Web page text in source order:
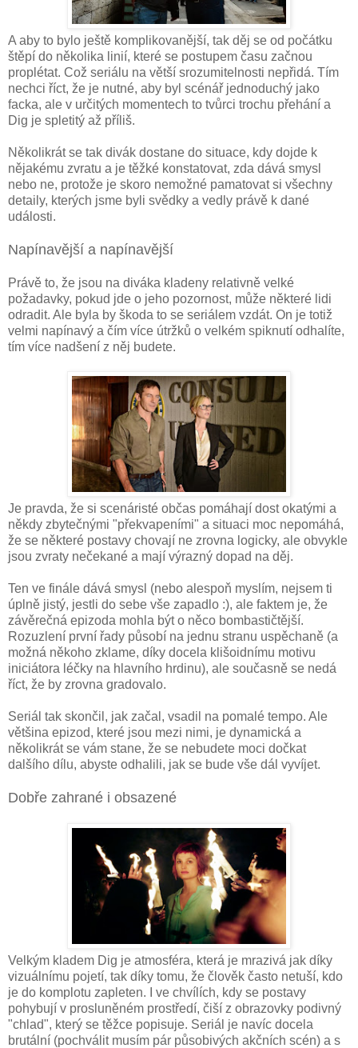
A aby to bylo ještě komplikovanější, tak děj se od počátku
štěpí do několika linií, které se postupem času začnou
proplétat. Což seriálu na větší srozumitelnosti nepřidá. Tím
nechci říct, že je nutné, aby byl scénář jednoduchý jako
facka, ale v určitých momentech to tvůrci trochu přehání a
Dig je spletitý až příliš.
Několikrát se tak divák dostane do situace, kdy dojde k
nějakému zvratu a je těžké konstatovat, zda dává smysl
nebo ne, protože je skoro nemožné pamatovat si všechny
detaily, kterých jsme byli svědky a vedly právě k dané
události.
Napínavější a napínavější
Právě to, že jsou na diváka kladeny relativně velké
požadavky, pokud jde o jeho pozornost, může některé lidi
odradit. Ale byla by škoda to se seriálem vzdát. On je totiž
velmi napínavý a čím více útržků o velkém spiknutí odhalíte,
tím více nadšení z něj budete.
Je pravda, že si scenáristé občas pomáhají dost okatými a
někdy zbytečnými "překvapeními" a situaci moc nepomáhá,
že se některé postavy chovají ne zrovna logicky, ale obvykle
jsou zvraty nečekané a mají výrazný dopad na děj.
Ten ve finále dává smysl (nebo alespoň myslím, nejsem ti
úplně jistý, jestli do sebe vše zapadlo :), ale faktem je, že
závěrečná epizoda mohla být o něco bombastičtější.
Rozuzlení první řady působí na jednu stranu uspěchaně (a
možná někoho zklame, díky docela klišoidnímu motivu
iniciátora léčky na hlavního hrdinu), ale současně se nedá
říct, že by zrovna gradovalo.
Seriál tak skončil, jak začal, vsadil na pomalé tempo. Ale
většina epizod, které jsou mezi nimi, je dynamická a
několikrát se vám stane, že se nebudete moci dočkat
dalšího dílu, abyste odhalili, jak se bude vše dál vyvíjet.
Dobře zahrané i obsazené
Velkým kladem Dig je atmosféra, která je mrazivá jak díky
vizuálnímu pojetí, tak díky tomu, že člověk často netuší, kdo
je do komplotu zapleten. I ve chvílích, kdy se postavy
pohybují v prosluněném prostředí, čiší z obrazovky podivný
"chlad", který se těžce popisuje. Seriál je navíc docela
brutální (pochválit musím pár působivých akčních scén) a s